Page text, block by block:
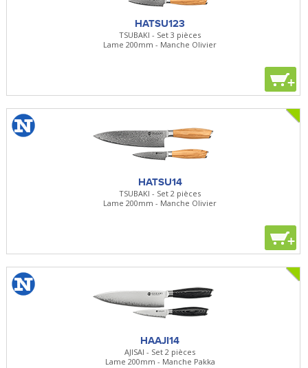
HATSU123
TSUBAKI - Set 3 pièces
Lame 200mm - Manche Olivier
+
HATSU14
TSUBAKI - Set 2 pièces
Lame 200mm - Manche Olivier
+
HAAJI14
AJISAI - Set 2 pièces
Lame 200mm - Manche Pakka